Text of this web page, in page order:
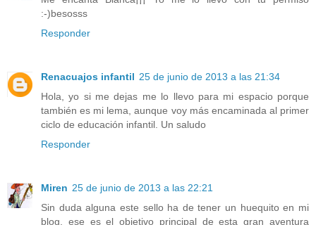
:-)besosss
Responder
Renacuajos infantil 25 de junio de 2013 a las 21:34
Hola, yo si me dejas me lo llevo para mi espacio porque
también es mi lema, aunque voy más encaminada al primer
ciclo de educación infantil. Un saludo
Responder
Miren 25 de junio de 2013 a las 22:21
Sin duda alguna este sello ha de tener un huequito en mi
blog, ese es el objetivo principal de esta gran aventura